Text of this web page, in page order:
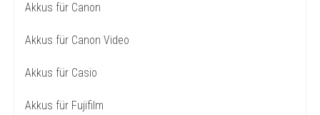
Akkus für Canon
Akkus für Canon Video
Akkus für Casio
Akkus für Fujifilm